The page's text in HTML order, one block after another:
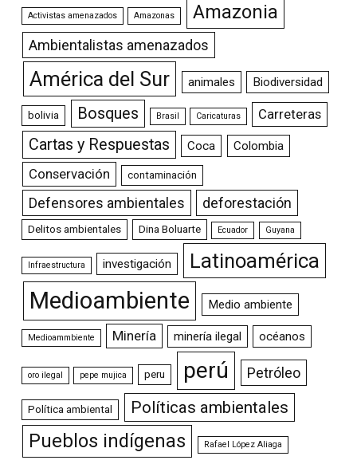
Activistas amenazados Amazonas Amazonia
Ambientalistas amenazados
América del Sur animales Biodiversidad
bolivia Bosques Brasil Caricaturas Carreteras
Cartas y Respuestas Coca Colombia
Conservación contaminación
Defensores ambientales deforestación
Delitos ambientales Dina Boluarte Ecuador Guyana
Infraestructura investigación Latinoamérica
Medioambiente Medio ambiente
Medioammbiente Minería minería ilegal océanos
oro ilegal pepe mujica peru perú Petróleo
Política ambiental Políticas ambientales
Pueblos indígenas Rafael López Aliaga